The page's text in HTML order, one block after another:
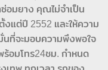
อมยาง คุณไม่จำเป็น
งแต่ปี 2552 และให้ความ
ที่จะมอบความพึงพอใจ
อมโทร24ชม. กำหนด